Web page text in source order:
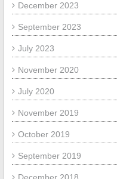
December 2023
September 2023
July 2023
November 2020
July 2020
November 2019
October 2019
September 2019